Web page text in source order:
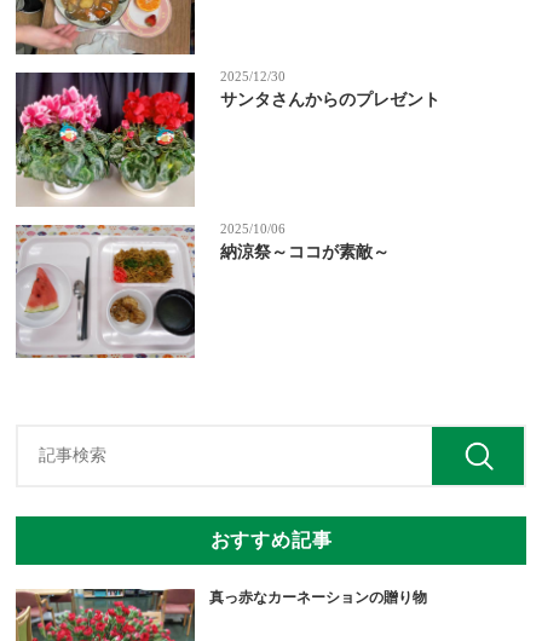
2025/12/30
サンタさんからのプレゼント
2025/10/06
納涼祭～ココが素敵～
おすすめ記事
真っ赤なカーネーションの贈り物